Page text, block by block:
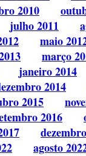
2010
julho 2011
maio
março
janeiro 2014
2014
2015
2016
agosto